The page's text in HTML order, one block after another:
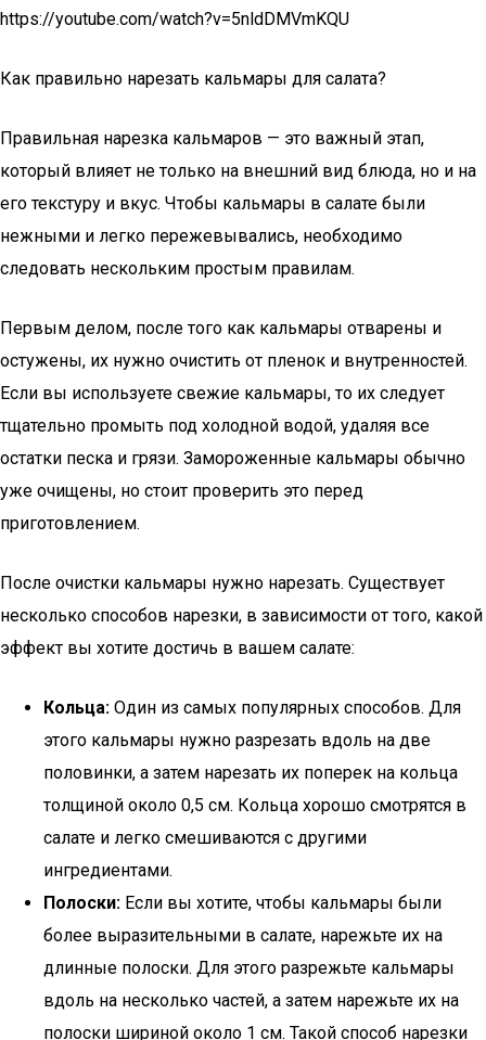
https://youtube.com/watch?v=5nldDMVmKQU
Как правильно нарезать кальмары для салата?
Правильная нарезка кальмаров — это важный этап,
который влияет не только на внешний вид блюда, но и на
его текстуру и вкус. Чтобы кальмары в салате были
нежными и легко пережевывались, необходимо
следовать нескольким простым правилам.
Первым делом, после того как кальмары отварены и
остужены, их нужно очистить от пленок и внутренностей.
Если вы используете свежие кальмары, то их следует
тщательно промыть под холодной водой, удаляя все
остатки песка и грязи. Замороженные кальмары обычно
уже очищены, но стоит проверить это перед
приготовлением.
После очистки кальмары нужно нарезать. Существует
несколько способов нарезки, в зависимости от того, какой
эффект вы хотите достичь в вашем салате:
Кольца: Один из самых популярных способов. Для
этого кальмары нужно разрезать вдоль на две
половинки, а затем нарезать их поперек на кольца
толщиной около 0,5 см. Кольца хорошо смотрятся в
салате и легко смешиваются с другими
ингредиентами.
Полоски: Если вы хотите, чтобы кальмары были
более выразительными в салате, нарежьте их на
длинные полоски. Для этого разрежьте кальмары
вдоль на несколько частей, а затем нарежьте их на
полоски шириной около 1 см. Такой способ нарезки